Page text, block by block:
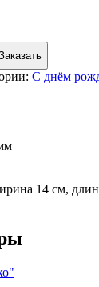
С днём
14 см,